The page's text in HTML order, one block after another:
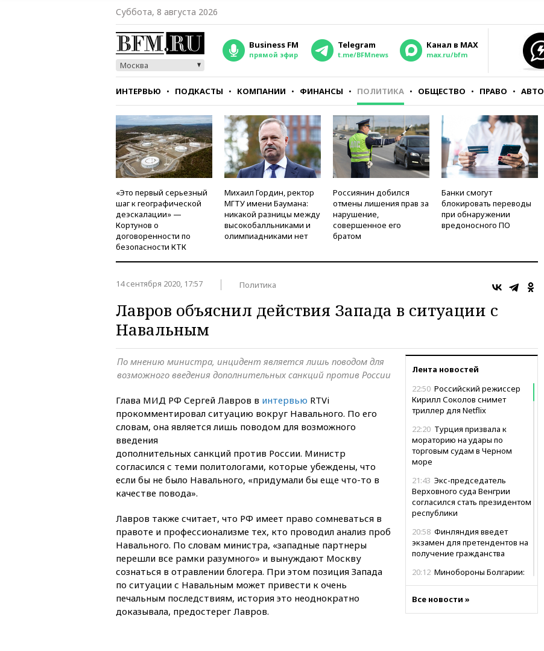
Суббота, 8 августа 2026
Москва
Business FM
прямой эфир
Telegram
t.me/BFMnews
Канал в MAX
max.ru/bfm
ИНТЕРВЬЮ ПОДКАСТЫ КОМПАНИИ ФИНАНСЫ ПОЛИТИКА ОБЩЕСТВО ПРАВО АВТО
СТИЛЬ ТЕСТЫ
«Это первый серьезный
шаг к географической
деэскалации» —
Кортунов о
договоренности по
безопасности КТК
Михаил Гордин, ректор
МГТУ имени Баумана:
никакой разницы между
высокобалльниками и
олимпиадниками нет
Россиянин добился
отмены лишения прав за
нарушение,
совершенное его
братом
Банки смогут
блокировать переводы
при обнаружении
вредоносного ПО
14 сентября 2020, 17:57 Политика
Лавров объяснил действия Запада в ситуации с
Навальным
Лента новостей
22:50 Российский режиссер
Кирилл Соколов снимет
триллер для Netflix
22:20 Турция призвала к
мораторию на удары по
торговым судам в Черном
море
21:43 Экс-председатель
Верховного суда Венгрии
согласился стать президентом
республики
20:58 Финляндия введет
экзамен для претендентов на
получение гражданства
20:12 Минобороны Болгарии:
был украинским
Все новости »
По мнению министра, инцидент является лишь поводом для
возможного введения дополнительных санкций против России
Глава МИД РФ Сергей Лавров в интервью RTVi
прокомментировал ситуацию вокруг Навального. По его
словам, она является лишь поводом для возможного
введения
дополнительных санкций против России. Министр
согласился с теми политологами, которые убеждены, что
если бы не было Навального, «придумали бы еще что-то в
качестве повода».
Лавров также считает, что РФ имеет право сомневаться в
правоте и профессионализме тех, кто проводил анализ проб
Навального. По словам министра, «западные партнеры
перешли все рамки разумного» и вынуждают Москву
сознаться в отравлении блогера. При этом позиция Запада
по ситуации с Навальным может привести к очень
печальным последствиям, история это неоднократно
доказывала, предостерег Лавров.